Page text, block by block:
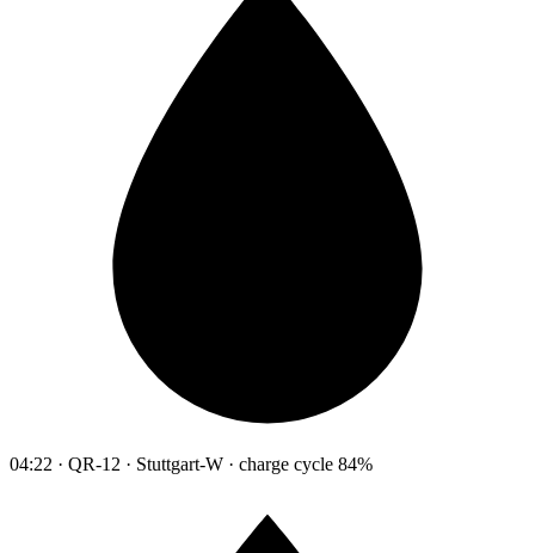
04:22 · QR-12 · Stuttgart-W · charge cycle 84%